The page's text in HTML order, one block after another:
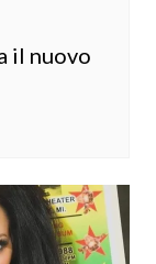
il nuovo